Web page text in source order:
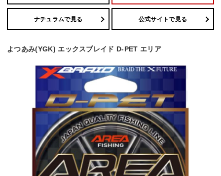
ナチュラムで見る 公式サイトで見る
よつあみ(YGK) エックスブレイド D-PET エリア